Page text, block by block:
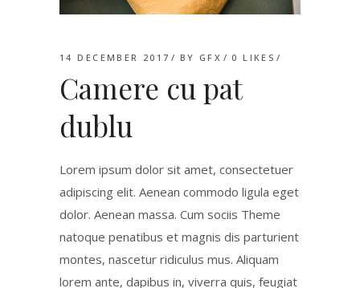
14 DECEMBER 2017 BY GFX 0 LIKES
Camere cu pat
dublu
Lorem ipsum dolor sit amet, consectetuer
adipiscing elit. Aenean commodo ligula eget
dolor. Aenean massa. Cum sociis Theme
natoque penatibus et magnis dis parturient
montes, nascetur ridiculus mus. Aliquam
lorem ante, dapibus in, viverra quis, feugiat